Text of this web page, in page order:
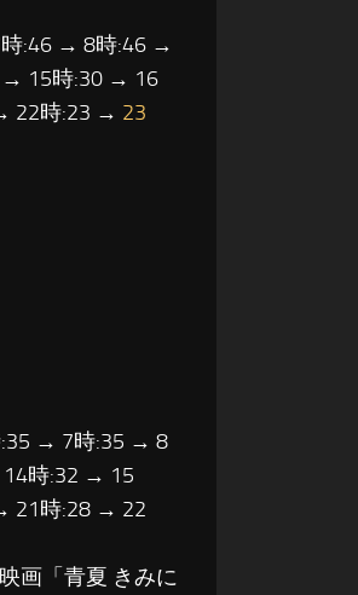
:46 → 8時:46 →
15時:30 → 16
22時:23 → 23
→ 7時:35 → 8
時:32 → 15
21時:28 → 22
画「青夏 きみに